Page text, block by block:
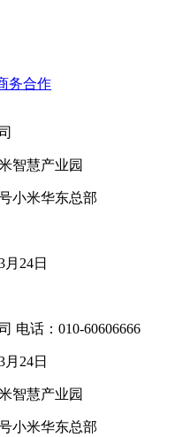
务合作
智慧产业园
小米华东总部
24日
电话：010-60606666
24日
智慧产业园
小米华东总部